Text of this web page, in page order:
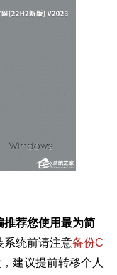
推荐您使用最为简
系统前请注意备份C
建议提前转移个人